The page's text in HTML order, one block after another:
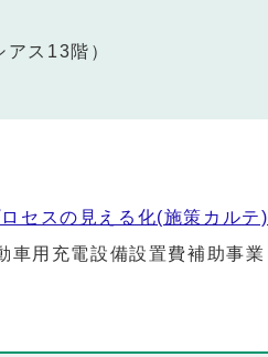
ス13階）
セスの見える化(施策カルテ)
車用充電設備設置費補助事業